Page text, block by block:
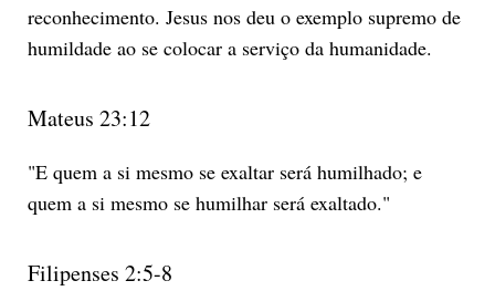
reconhecimento. Jesus nos deu o exemplo supremo de
humildade ao se colocar a serviço da humanidade.
Mateus 23:12
"E quem a si mesmo se exaltar será humilhado; e
quem a si mesmo se humilhar será exaltado."
Filipenses 2:5-8